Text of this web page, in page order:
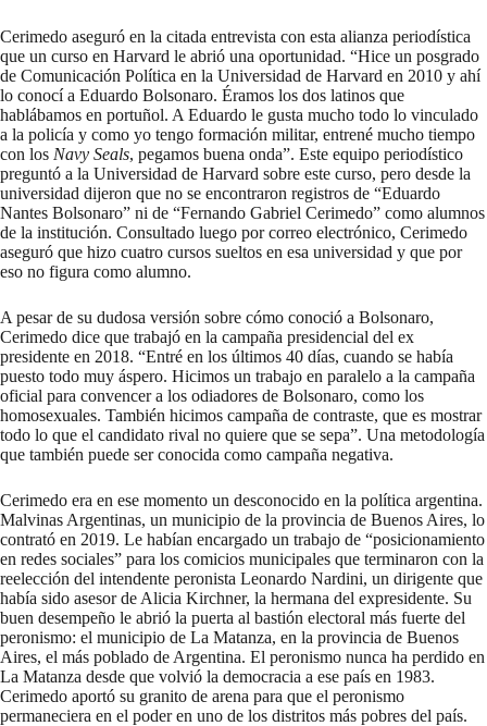
Cerimedo aseguró en la citada entrevista con esta alianza periodística
que un curso en Harvard le abrió una oportunidad. “Hice un posgrado
de Comunicación Política en la Universidad de Harvard en 2010 y ahí
lo conocí a Eduardo Bolsonaro. Éramos los dos latinos que
hablábamos en portuñol. A Eduardo le gusta mucho todo lo vinculado
a la policía y como yo tengo formación militar, entrené mucho tiempo
con los Navy Seals, pegamos buena onda”. Este equipo periodístico
preguntó a la Universidad de Harvard sobre este curso, pero desde la
universidad dijeron que no se encontraron registros de “Eduardo
Nantes Bolsonaro” ni de “Fernando Gabriel Cerimedo” como alumnos
de la institución. Consultado luego por correo electrónico, Cerimedo
aseguró que hizo cuatro cursos sueltos en esa universidad y que por
eso no figura como alumno.
A pesar de su dudosa versión sobre cómo conoció a Bolsonaro,
Cerimedo dice que trabajó en la campaña presidencial del ex
presidente en 2018. “Entré en los últimos 40 días, cuando se había
puesto todo muy áspero. Hicimos un trabajo en paralelo a la campaña
oficial para convencer a los odiadores de Bolsonaro, como los
homosexuales. También hicimos campaña de contraste, que es mostrar
todo lo que el candidato rival no quiere que se sepa”. Una metodología
que también puede ser conocida como campaña negativa.
Cerimedo era en ese momento un desconocido en la política argentina.
Malvinas Argentinas, un municipio de la provincia de Buenos Aires, lo
contrató en 2019. Le habían encargado un trabajo de “posicionamiento
en redes sociales” para los comicios municipales que terminaron con la
reelección del intendente peronista Leonardo Nardini, un dirigente que
había sido asesor de Alicia Kirchner, la hermana del expresidente. Su
buen desempeño le abrió la puerta al bastión electoral más fuerte del
peronismo: el municipio de La Matanza, en la provincia de Buenos
Aires, el más poblado de Argentina. El peronismo nunca ha perdido en
La Matanza desde que volvió la democracia a ese país en 1983.
Cerimedo aportó su granito de arena para que el peronismo
permaneciera en el poder en uno de los distritos más pobres del país.